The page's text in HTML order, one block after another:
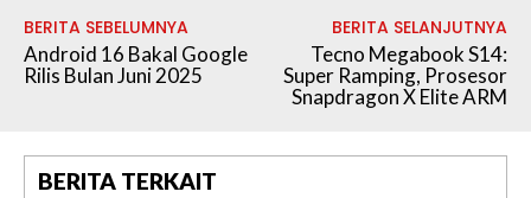
BERITA SEBELUMNYA
Android 16 Bakal Google
Rilis Bulan Juni 2025
BERITA SELANJUTNYA
Tecno Megabook S14:
Super Ramping, Prosesor
Snapdragon X Elite ARM
BERITA TERKAIT